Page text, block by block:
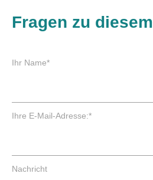
Fragen zu
P
h
e
l
Ihr Name*
P
h
Ihre E-Mail-Adresse:*
Nachricht